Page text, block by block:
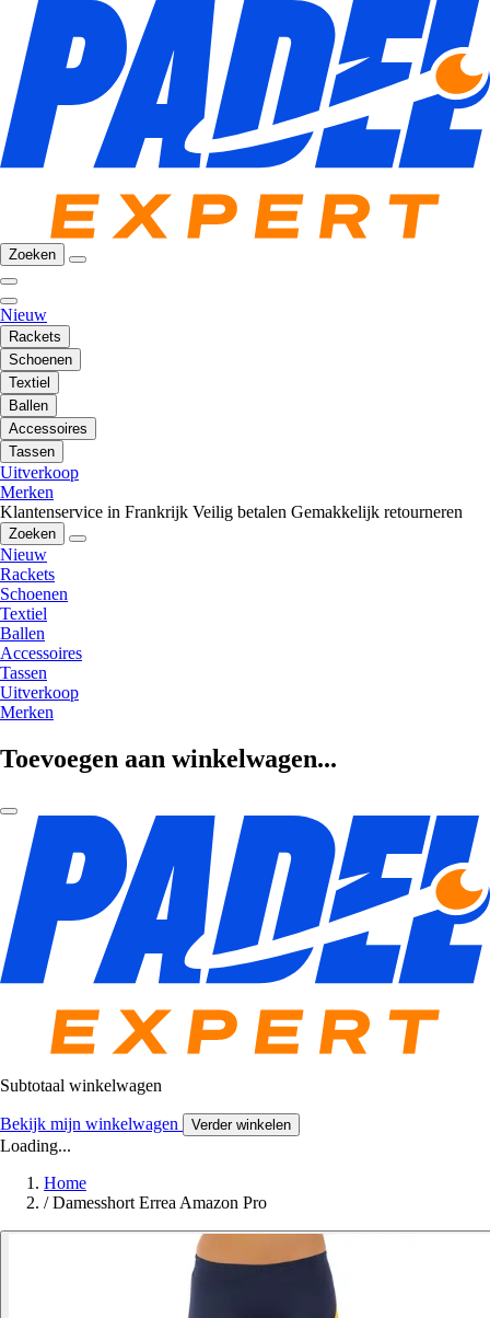
Zoeken
Nieuw
Rackets
Schoenen
Textiel
Ballen
Accessoires
Tassen
Uitverkoop
Merken
Klantenservice in Frankrijk Veilig betalen Gemakkelijk retourneren
Zoeken
Nieuw
Rackets
Schoenen
Textiel
Ballen
Accessoires
Tassen
Uitverkoop
Merken
Toevoegen aan winkelwagen...
Subtotaal winkelwagen
Bekijk mijn winkelwagen Verder winkelen
Loading...
Home
/ Damesshort Errea Amazon Pro